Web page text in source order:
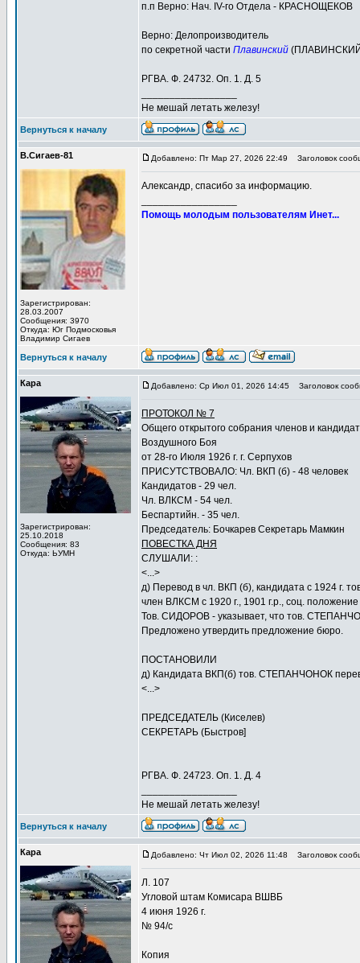
п.п Верно: Нач. IV-го Отдела - КРАСНОЩЕКОВ
Верно: Делопроизводитель
по секретной части Плавинский
РГВА. Ф. 24732. Оп. 1. Д. 5
Не мешай летать железу!
Вернуться к началу
В.Сигаев-81
Зарегистрирован:
28.03.2007
Сообщения: 3970
Откуда: Юг Подмосковья
Владимир Сигаев
Добавлено: Пт Мар 27, 2026 22:49 Заголовок
Александр, спасибо за информацию.
Помощь молодым пользователям Инет...
Вернуться к началу
Кара
Зарегистрирован:
25.10.2018
Сообщения: 83
Откуда: ЬУМН
Добавлено: Ср Июл 01, 2026 14:45 Заголовок
ПРОТОКОЛ № 7
Общего открытого собрания членов и
Воздушного Боя
от 28-го Июля 1926 г. г. Серпухов
ПРИСУТСТВОВАЛО: Чл. ВКП (б) - 48 человек
Кандидатов - 29 чел.
Чл. ВЛКСМ - 54 чел.
Беспартийн. - 35 чел.
Председатель: Бочкарев Секретарь Мамкин
ПОВЕСТКА ДНЯ
СЛУШАЛИ: :
<...>
д) Перевод в чл. ВКП (б), кандидата с 1924 г.
член ВЛКСМ с 1920 г., 1901 г.р., соц.
Тов. СИДОРОВ - указывает, что тов.
Предложено утвердить предложение бюро.
ПОСТАНОВИЛИ
д) Кандидата ВКП(б) тов. СТЕПАНЧОНОК
<...>
ПРЕДСЕДАТЕЛЬ (Киселев)
СЕКРЕТАРЬ (Быстров]
РГВА. Ф. 24723. Оп. 1. Д. 4
Не мешай летать железу!
Вернуться к началу
Кара Добавлено: Чт Июл 02, 2026 11:48 Заголовок
Л. 107
Угловой штам Комисара ВШВБ
4 июня 1926 г.
№ 94/с
Копия